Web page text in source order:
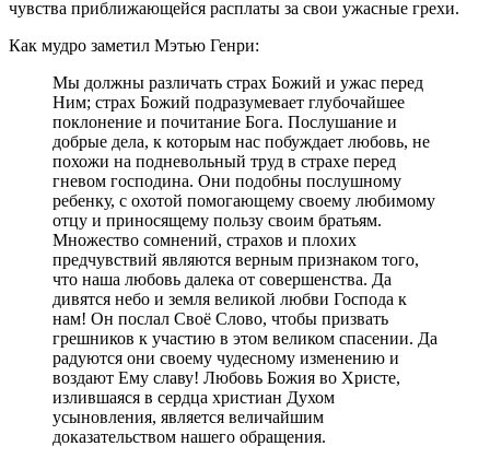
чувства приближающейся расплаты за свои ужасные грехи.
Как мудро заметил Мэтью Генри:
Мы должны различать страх Божий и ужас перед
Ним; страх Божий подразумевает глубочайшее
поклонение и почитание Бога. Послушание и
добрые дела, к которым нас побуждает любовь, не
похожи на подневольный труд в страхе перед
гневом господина. Они подобны послушному
ребенку, с охотой помогающему своему любимому
отцу и приносящему пользу своим братьям.
Множество сомнений, страхов и плохих
предчувствий являются верным признаком того,
что наша любовь далека от совершенства. Да
дивятся небо и земля великой любви Господа к
нам! Он послал Своё Слово, чтобы призвать
грешников к участию в этом великом спасении. Да
радуются они своему чудесному изменению и
воздают Ему славу! Любовь Божия во Христе,
излившаяся в сердца христиан Духом
усыновления, является величайшим
доказательством нашего обращения.